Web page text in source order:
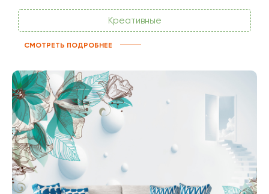
Креативные
СМОТРЕТЬ ПОДРОБНЕЕ